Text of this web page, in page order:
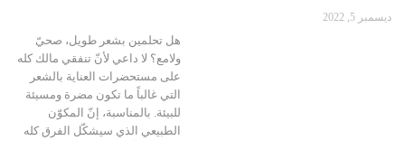
ديسمبر 5, 2022
هل تحلمين بشعر طويل، صحيّ
ولامع؟ لا داعي لأنّ تنفقي مالك كله
على مستحضرات العناية بالشعر
التي غالباً ما تكون مضرة ومسيئة
للبيئة. بالمناسبة، إنّ المكوّن
الطبيعي الذي سيشكّل الفرق كله